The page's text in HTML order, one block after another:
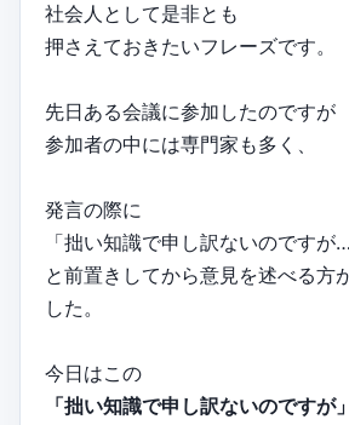
社会人として是非とも
押さえておきたいフレーズです。
先日ある会議に参加したのですが
参加者の中には専門家も多く、
発言の際に
「拙い知識で申し訳ないのですが…
と前置きしてから意見を述べる方
した。
今日はこの
「拙い知識で申し訳ないのですが